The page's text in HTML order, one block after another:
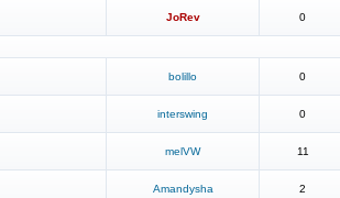
JoRev 0
bolillo 0
interswing 0
melVW 11
Amandysha 2